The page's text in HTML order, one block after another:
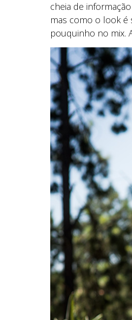
cheia de
mas como o look é
pouquinho no mix.